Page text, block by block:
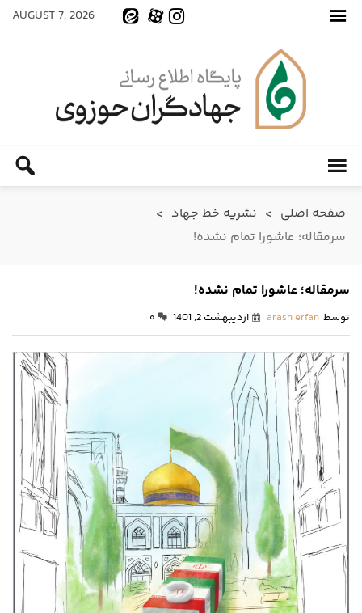
AUGUST 7, 2026
صفحه اصلی > نشریه خط جهاد >
سرمقاله؛ عاشورا تمام نشده!
سرمقاله؛ عاشورا تمام نشده!
توسط arash erfan اردیبهشت 2, 1401 ۰